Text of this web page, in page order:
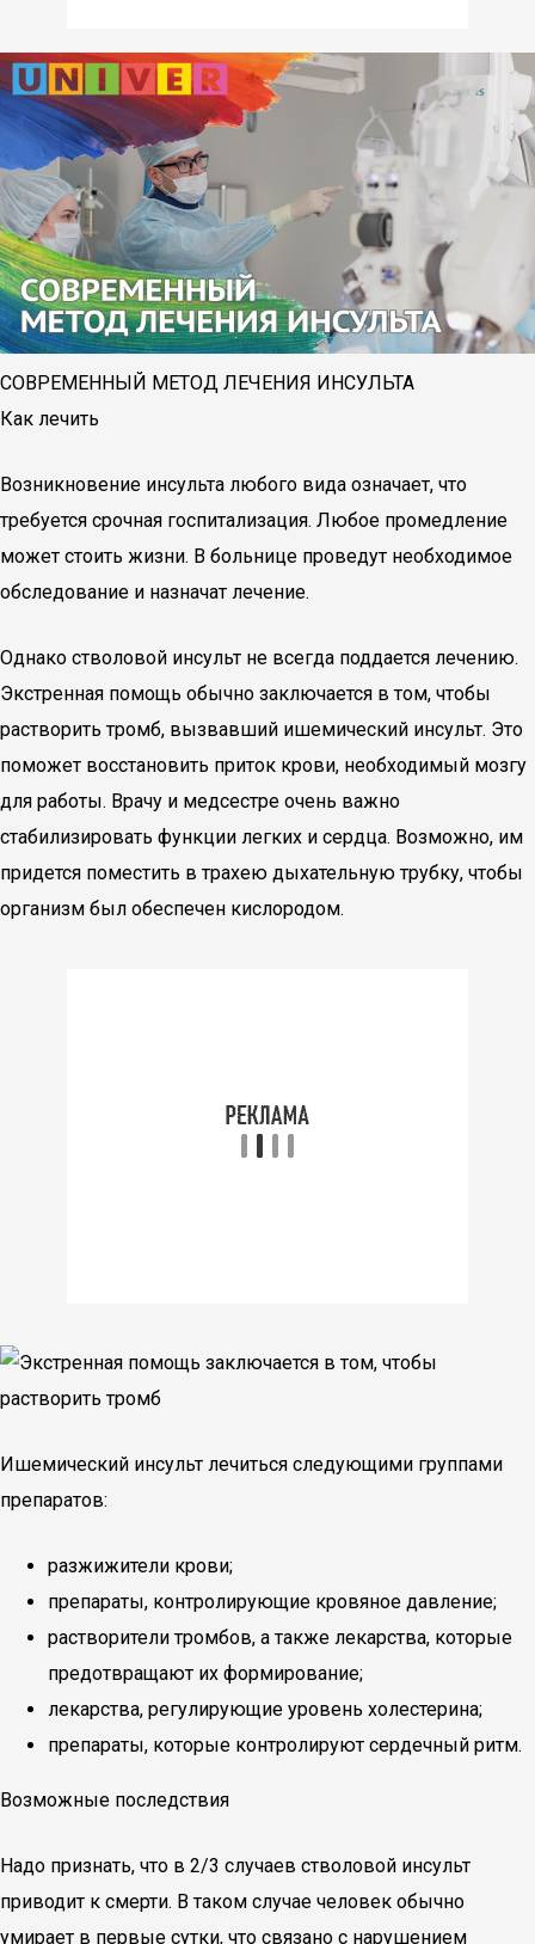
СОВРЕМЕННЫЙ МЕТОД ЛЕЧЕНИЯ ИНСУЛЬТА
Как лечить
Возникновение инсульта любого вида означает, что
требуется срочная госпитализация. Любое промедление
может стоить жизни. В больнице проведут необходимое
обследование и назначат лечение.
Однако стволовой инсульт не всегда поддается лечению.
Экстренная помощь обычно заключается в том, чтобы
растворить тромб, вызвавший ишемический инсульт. Это
поможет восстановить приток крови, необходимый мозгу
для работы. Врачу и медсестре очень важно
стабилизировать функции легких и сердца. Возможно, им
придется поместить в трахею дыхательную трубку, чтобы
организм был обеспечен кислородом.
Ишемический инсульт лечиться следующими группами
препаратов:
разжижители крови;
препараты, контролирующие кровяное давление;
растворители тромбов, а также лекарства, которые
предотвращают их формирование;
лекарства, регулирующие уровень холестерина;
препараты, которые контролируют сердечный ритм.
Возможные последствия
Надо признать, что в 2/3 случаев стволовой инсульт
приводит к смерти. В таком случае человек обычно
умирает в первые сутки, что связано с нарушением